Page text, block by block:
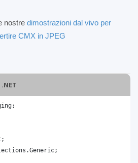
nostre dimostrazioni dal vivo per
CMX in JPEG